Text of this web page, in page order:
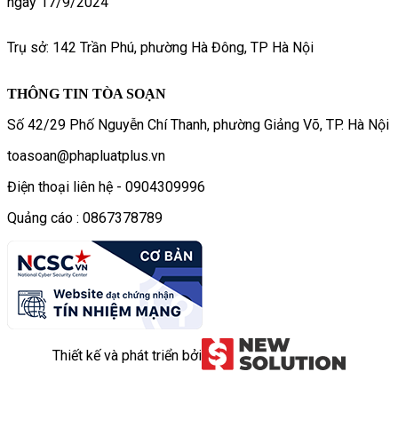
Trụ sở: 142 Trần Phú, phường Hà Đông, TP Hà Nội
THÔNG TIN TÒA SOẠN
Số 42/29 Phố Nguyễn Chí Thanh, phường Giảng Võ, TP. Hà Nội
toasoan@phapluatplus.vn
Điện thoại liên hệ - 0904309996
Quảng cáo : 0867378789
Thiết kế và phát triển bởi